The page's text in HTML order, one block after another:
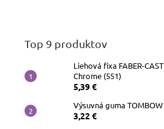
Top 9 produktov
Liehová fixa FABER-
Chrome (551)
5,39 €
Výsuvná guma
3,22 €